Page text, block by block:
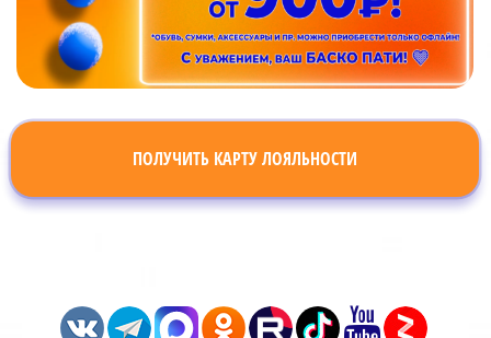
ПОЛУЧИТЬ КАРТУ ЛОЯЛЬНОСТИ